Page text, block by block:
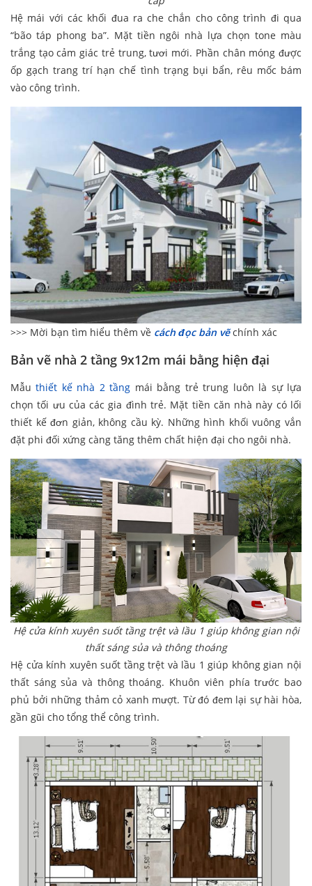
Hệ mái với các khối đua ra che chắn cho công trình đi qua
“bão táp phong ba”. Mặt tiền ngôi nhà lựa chọn tone màu
trắng tạo cảm giác trẻ trung, tươi mới. Phần chân móng được
ốp gạch trang trí hạn chế tình trạng bụi bẩn, rêu mốc bám
vào công trình.
>>> Mời bạn tìm hiểu thêm về cách đọc bản vẽchính xác
Bản vẽ nhà 2 tầng 9x12m mái bằng hiện đại
Mẫuthiết kế nhà 2 tầng mái bằng trẻ trung luôn là sự lựa
chọn tối ưu của các gia đình trẻ. Mặt tiền căn nhà này có lối
thiết kế đơn giản, không cầu kỳ. Những hình khối vuông vắn
đặt phi đối xứng càng tăng thêm chất hiện đại cho ngôi nhà.
Hệ cửa kính xuyên suốt tầng trệt và lầu 1 giúp không gian nội
thất sáng sủa và thông thoáng
Hệ cửa kính xuyên suốt tầng trệt và lầu 1 giúp không gian nội
thất sáng sủa và thông thoáng. Khuôn viên phía trước bao
phủ bởi những thảm cỏ xanh mượt. Từ đó đem lại sự hài hòa,
gần gũi cho tổng thể công trình.